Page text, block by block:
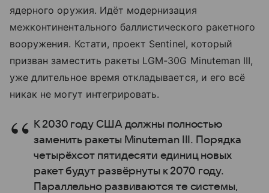
ядерного оружия. Идёт модернизация
межконтинентального баллистического ракетного
вооружения. Кстати, проект Sentinel, который
призван заместить ракеты LGM-30G Minuteman III,
уже длительное время откладывается, и его всё
никак не могут интегрировать.
К 2030 году США должны полностью
заменить ракеты Minuteman III. Порядка
четырёхсот пятидесяти единиц новых
ракет будут развёрнуты к 2070 году.
Параллельно развиваются те системы,